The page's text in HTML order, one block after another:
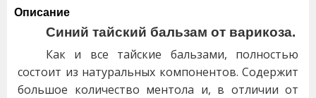
Описание
Синий тайский бальзам от варикоза.
Как и все тайские бальзами, полностью
состоит из натуральных компонентов. Содержит
большое количество ментола и, в отличии от